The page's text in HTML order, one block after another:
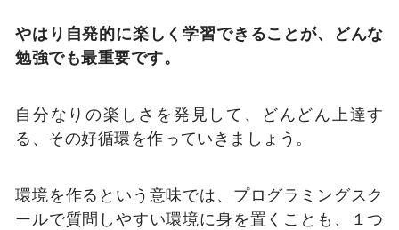
やはり自発的に楽しく学習できることが、どんな
勉強でも最重要です。
自分なりの楽しさを発見して、どんどん上達す
る、その好循環を作っていきましょう。
環境を作るという意味では、プログラミングスク
ールで質問しやすい環境に身を置くことも、１つ